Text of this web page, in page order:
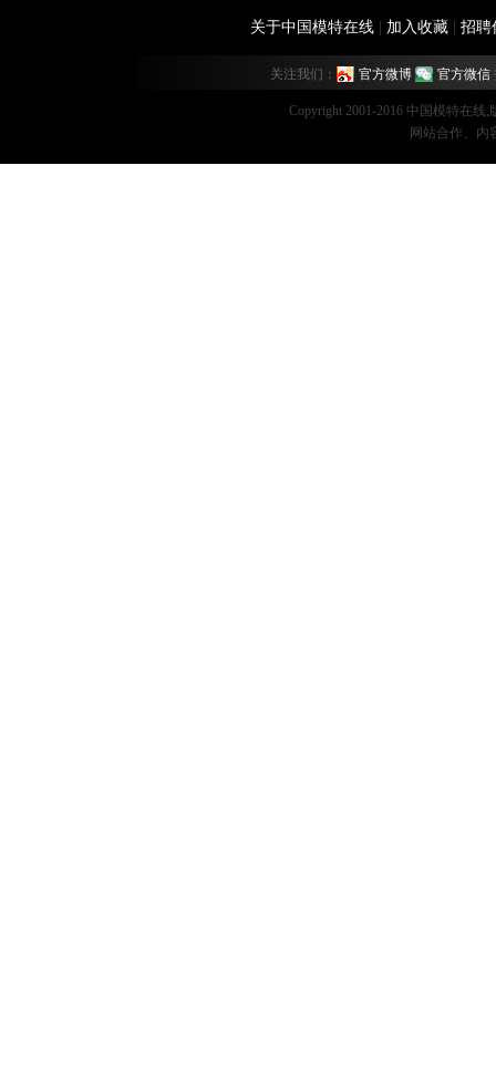
关于中国模特在线 加入收藏 招聘
关注我们： 官方微博 官方微信
Copyright 2001-2016 中国模特在线
网站合作、内